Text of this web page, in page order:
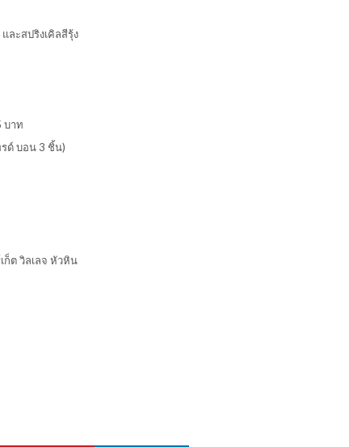
ะสปริงเคิลสีรุ้ง
บาท
ด์ บอน 3 ชิ้น)
ก็ต วิลเลจ หัวหิน